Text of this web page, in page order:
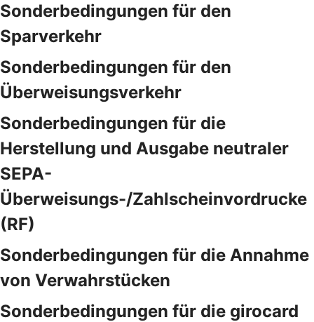
Sonderbedingungen für den
Sparverkehr
Sonderbedingungen für den
Überweisungsverkehr
Sonderbedingungen für die
Herstellung und Ausgabe neutraler
SEPA-
Überweisungs-/Zahlscheinvordrucke
(RF)
Sonderbedingungen für die Annahme
von Verwahrstücken
Sonderbedingungen für die girocard